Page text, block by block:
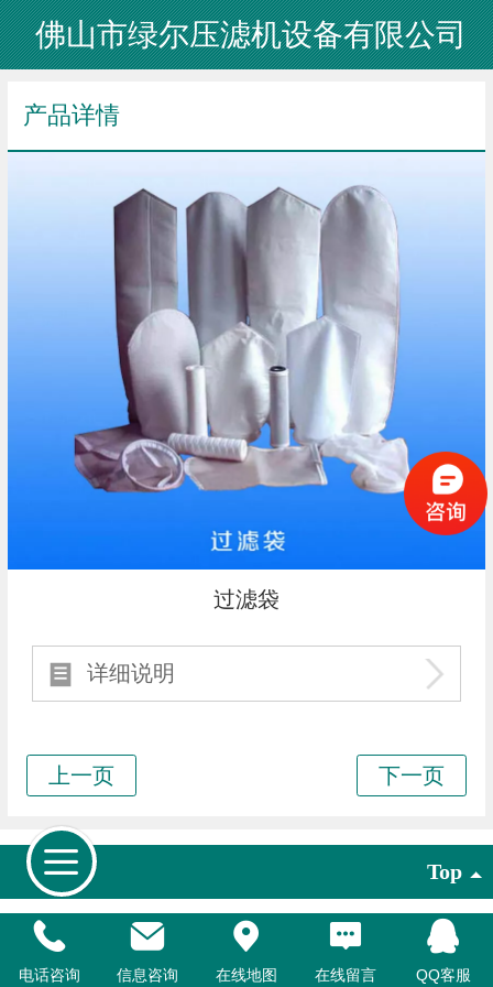
佛山市绿尔压滤机设备有限公司
产品详情
过滤袋
详细说明
Top
©2015 佛山市绿尔压滤机设备有限公司 版权所有
佛山市绿尔压滤机设备有限公司
电话咨询 信息咨询 在线地图 在线留言 QQ客服